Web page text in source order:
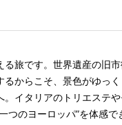
旅です。世界遺産の旧
からこそ、景色がゆっ
イタリアのトリエステ
のヨーロッパ”を体感で